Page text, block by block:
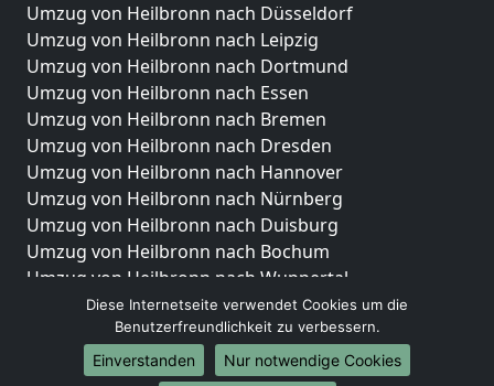
Umzug von Heilbronn nach Düsseldorf
Umzug von Heilbronn nach Leipzig
Umzug von Heilbronn nach Dortmund
Umzug von Heilbronn nach Essen
Umzug von Heilbronn nach Bremen
Umzug von Heilbronn nach Dresden
Umzug von Heilbronn nach Hannover
Umzug von Heilbronn nach Nürnberg
Umzug von Heilbronn nach Duisburg
Umzug von Heilbronn nach Bochum
Umzug von Heilbronn nach Wuppertal
Umzug von Heilbronn nach Bielefeld
Umzug von Heilbronn nach Bonn
Umzug von Heilbronn nach Münster
Diese Internetseite verwendet Cookies um die
Benutzerfreundlichkeit zu verbessern.
Einverstanden
Nur notwendige Cookies